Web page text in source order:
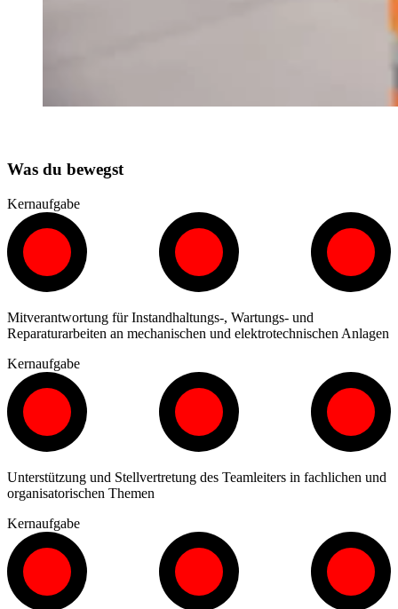
Was du bewegst
Kernaufgabe
Mitverantwortung für Instandhaltungs-, Wartungs- und
Reparaturarbeiten an mechanischen und elektrotechnischen Anlagen
Kernaufgabe
Unterstützung und Stellvertretung des Teamleiters in fachlichen und
organisatorischen Themen
Kernaufgabe